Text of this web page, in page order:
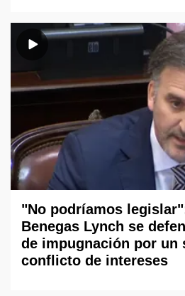
"No podríamos
Benegas Lynch se
de impugnación por un
conflicto de intereses